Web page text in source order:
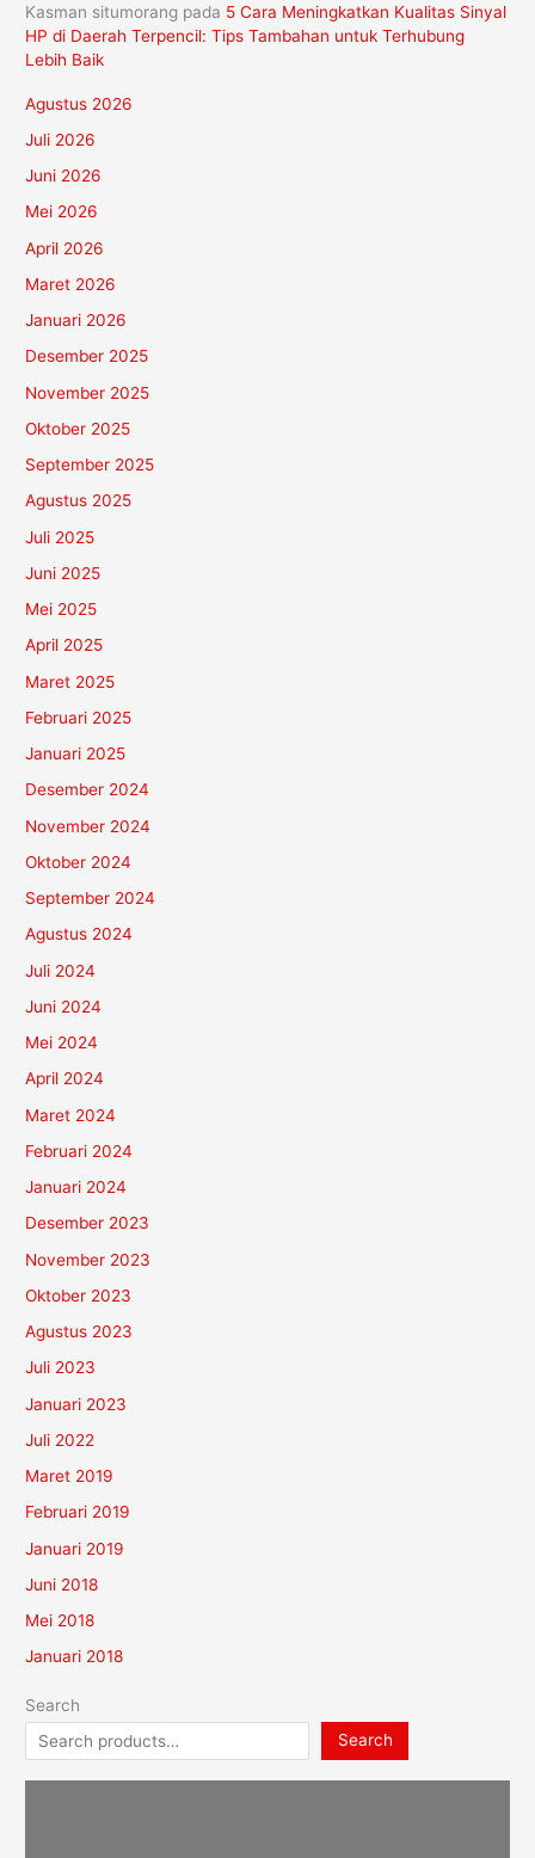
Kasman situmorang pada 5 Cara Meningkatkan Kualitas Sinyal
HP di Daerah Terpencil: Tips Tambahan untuk Terhubung
Lebih Baik
Agustus 2026
Juli 2026
Juni 2026
Mei 2026
April 2026
Maret 2026
Januari 2026
Desember 2025
November 2025
Oktober 2025
September 2025
Agustus 2025
Juli 2025
Juni 2025
Mei 2025
April 2025
Maret 2025
Februari 2025
Januari 2025
Desember 2024
November 2024
Oktober 2024
September 2024
Agustus 2024
Juli 2024
Juni 2024
Mei 2024
April 2024
Maret 2024
Februari 2024
Januari 2024
Desember 2023
November 2023
Oktober 2023
Agustus 2023
Juli 2023
Januari 2023
Juli 2022
Maret 2019
Februari 2019
Januari 2019
Juni 2018
Mei 2018
Januari 2018
Search
Search